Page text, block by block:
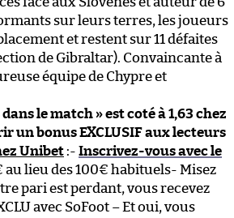
sur leurs terres, les joueurs
et restent sur 11 défaites
de Gibraltar). Convaincante à
équipe de Chypre et
le match » est coté à 1,63 chez
un bonus EXCLUSIF aux lecteurs
Unibet :- Inscrivez-vous avec le
au lieu des 100€ habituels- Misez
pari est perdant, vous recevez
avec SoFoot – Et oui, vous